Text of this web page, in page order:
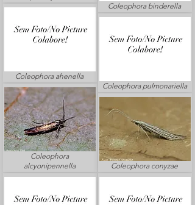
Coleophora ahenella
Coleophora
alcyonipennella
Coleophora binderella
Coleophora pulmonariella
Coleophora conyzae